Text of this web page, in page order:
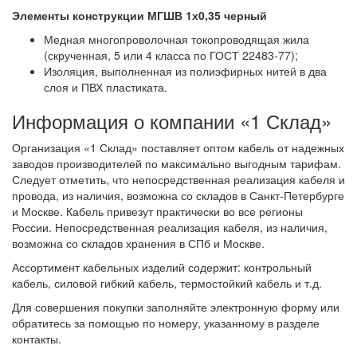
Элементы конструкции МГШВ 1х0,35 черный
Медная многопроволочная токопроводящая жила
(скрученная, 5 или 4 класса по ГОСТ 22483-77);
Изоляция, выполненная из полиэфирных нитей в два
слоя и ПВХ пластиката.
Информация о компании «1 Склад»
Организация «1 Склад» поставляет оптом кабель от надежных
заводов производителей по максимально выгодным тарифам.
Следует отметить, что непосредственная реализация кабеля и
провода, из наличия, возможна со складов в Санкт-Петербурге
и Москве. Кабель привезут практически во все регионы
России. Непосредственная реализация кабеля, из наличия,
возможна со складов хранения в СПб и Москве.
Ассортимент кабельных изделий содержит: контрольный
кабель, силовой гибкий кабель, термостойкий кабель и т.д.
Для совершения покупки заполняйте электронную форму или
обратитесь за помощью по номеру, указанному в разделе
контакты.